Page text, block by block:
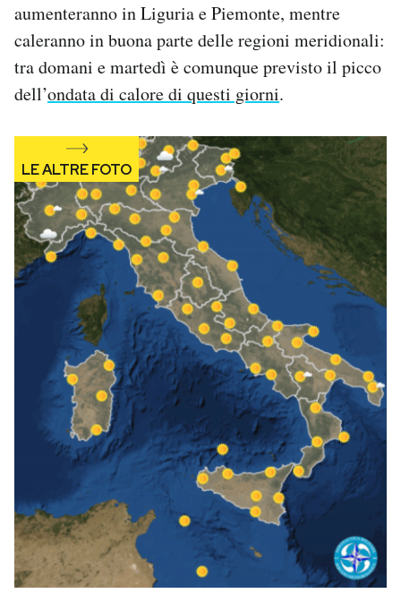
CALENDARIO
AREA PERSONALE
Newsletter
Notifiche mobile
Regala il Post
Hai bisogno di aiuto?
Esci
aumenteranno in Liguria e Piemonte, mentre
caleranno in buona parte delle regioni meridionali:
tra domani e martedì è comunque previsto il picco
dell’ondata di calore di questi giorni.